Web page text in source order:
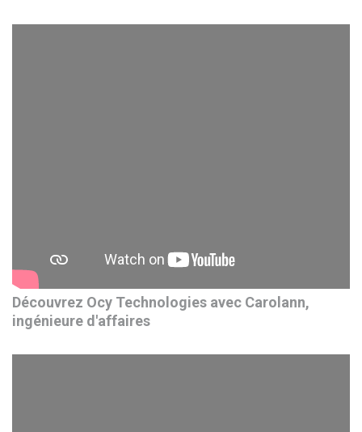
Découvrez Ocy Technologies avec Carolann,
ingénieure d'affaires